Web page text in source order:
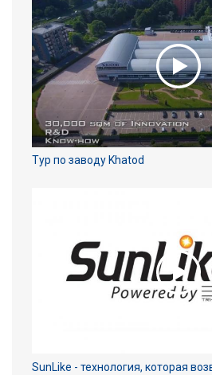
Тур по заводу Khatod
SunLike - технология, которая